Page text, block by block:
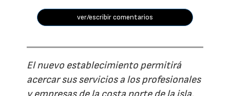
ver/escribir comentarios
El nuevo establecimiento permitirá
acercar sus servicios a los profesionales